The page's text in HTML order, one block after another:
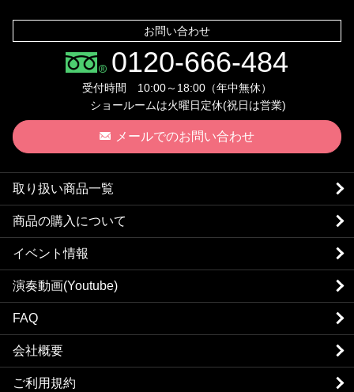
お問い合わせ
0120-666-484
受付時間 10:00～18:00（年中無休）
ショールームは火曜日定休(祝日は営業)
メールでのお問い合わせ
取り扱い商品一覧
商品の購入について
イベント情報
演奏動画(Youtube)
FAQ
会社概要
ご利用規約